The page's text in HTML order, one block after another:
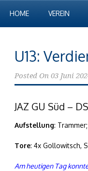
HOME VEREIN
U13:
Posted On 03 Juni
JAZ GU Süd –
Aufstellung:
Tore: 4x Gollowitsch,
Am heutigen Tag